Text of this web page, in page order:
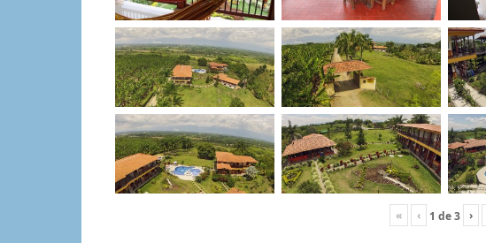
« ‹ 1 de3 ›